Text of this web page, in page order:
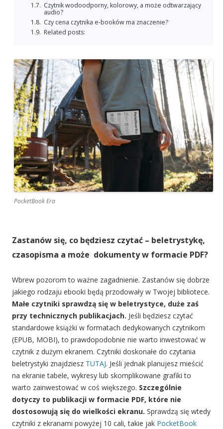
Czytnik wodoodporny, kolorowy, a może odtwarzający
audio?
Czy cena czytnika e-booków ma znaczenie?
Related posts:
PocketBook Era
Zastanów się, co będziesz czytać – beletrystykę,
czasopisma a może dokumenty w formacie PDF?
Wbrew pozorom to ważne zagadnienie. Zastanów się dobrze
jakiego rodzaju ebooki będą przodowały w Twojej bibliotece.
Małe czytniki sprawdzą się w beletrystyce, duże zaś
przy technicznych publikacjach. Jeśli będziesz czytać
standardowe książki w formatach dedykowanych czytnikom
(EPUB, MOBI), to prawdopodobnie nie warto inwestować w
czytnik z dużym ekranem. Czytniki doskonałe do czytania
beletrystyki znajdziesz TUTAJ. Jeśli jednak planujesz mieścić
na ekranie tabele, wykresy lub skomplikowane grafiki to
warto zainwestować w coś większego. Szczególnie
dotyczy to publikacji w formacie PDF, które nie
dostosowują się do wielkości ekranu. Sprawdzą się wtedy
czytniki z ekranami powyżej 10 cali, takie jak PocketBook